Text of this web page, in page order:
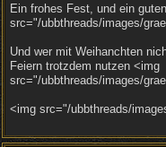
Ein frohes Fest, und ein
src="/ubbthreads/images/
Und wer mit Weihanchten
Feiern trotzdem nutzen <img
src="/ubbthreads/images/
<img src="/ubbthreads/